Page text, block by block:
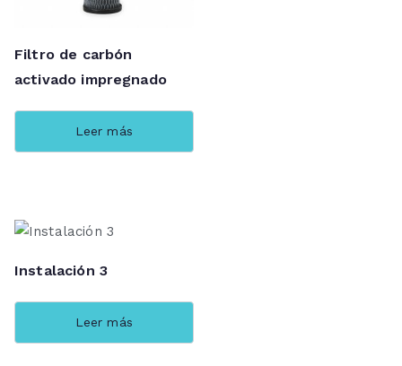
Filtro de carbón
activado impregnado
Leer más
Instalación 3
Leer más